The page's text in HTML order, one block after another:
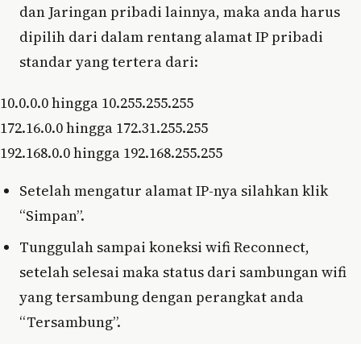
dan Jaringan pribadi lainnya, maka anda harus
dipilih dari dalam rentang alamat IP pribadi
standar yang tertera dari:
10.0.0.0 hingga 10.255.255.255
172.16.0.0 hingga 172.31.255.255
192.168.0.0 hingga 192.168.255.255
Setelah mengatur alamat IP-nya silahkan klik
“Simpan”.
Tunggulah sampai koneksi wifi Reconnect,
setelah selesai maka status dari sambungan wifi
yang tersambung dengan perangkat anda
“Tersambung”.